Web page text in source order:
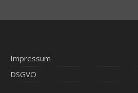
Impressum
DSGVO